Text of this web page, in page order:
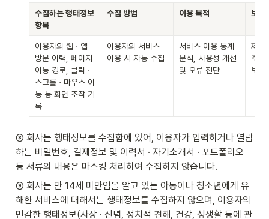
수집하는 행태정보
항목
수집 방법 이용 목적 보유
이용자의 웹 · 앱
방문 이력, 페이지
이동 경로, 클릭 ·
스크롤 · 마우스 이
동 등 화면 조작 기
록
이용자의 서비스
이용 시 자동 수집
서비스 이용 통계
분석, 사용성 개선
및 오류 진단
제5
호의
보유
⑧ 회사는 행태정보를 수집함에 있어, 이용자가 입력하거나 열람
하는 비밀번호, 결제정보 및 이력서 · 자기소개서 · 포트폴리오
등 서류의 내용은 마스킹 처리하여 수집하지 않습니다.
⑨ 회사는 만 14세 미만임을 알고 있는 아동이나 청소년에게 유
해한 서비스에 대해서는 행태정보를 수집하지 않으며, 이용자의
민감한 행태정보(사상 · 신념, 정치적 견해, 건강, 성생활 등에 관